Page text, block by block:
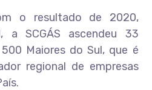
o resultado de 2020,
a SCGÁS ascendeu 33
Maiores do Sul, que é
regional de empresas